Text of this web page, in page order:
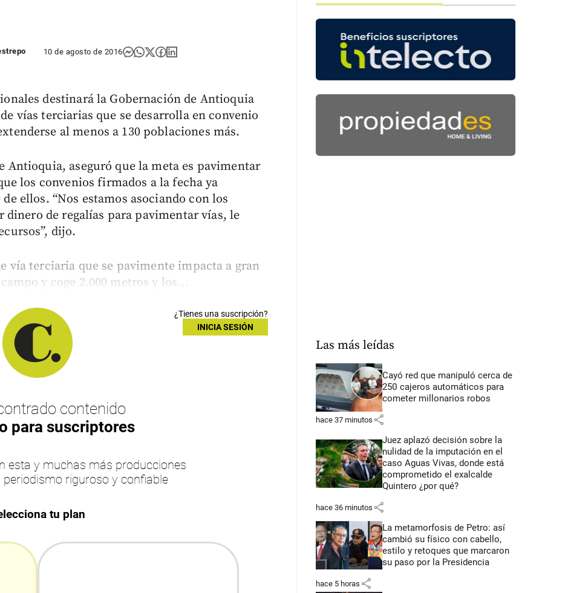
10 de agosto de 2016
destinará la Gobernación de Antioquia
vías terciarias que se desarrolla en convenio
al menos a 130 poblaciones más.
Antioquia, aseguró que la meta es pavimentar
los convenios firmados a la fecha ya
ellos. “Nos estamos asociando con los
de regalías para pavimentar vías, le
dijo.
vía terciaria que se pavimente impacta a gran
y coge 2.000 metros y los...
¿Tienes una suscripción?
INICIA SESIÓN
contenido
para suscriptores
esta y muchas más producciones
riguroso y confiable
tu plan
Las más leídas
Cayó red que manipuló cerca de
250 cajeros automáticos para
cometer millonarios robos
hace 37 minutos share
Juez aplazó decisión sobre la
nulidad de la imputación en el
caso Aguas Vivas, donde está
comprometido el exalcalde
Quintero ¿por qué?
hace 36 minutos share
La metamorfosis de Petro: así
cambió su físico con cabello,
estilo y retoques que marcaron
su paso por la Presidencia
hace 5 horas share